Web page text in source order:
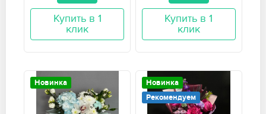
Купить в 1
клик
Купить в 1
клик
Новинка
Новинка
Рекомендуем